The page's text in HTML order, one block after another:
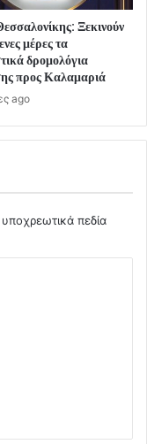
Ξεκινούν
μέρες τα
δρομολόγια
προς Καλαμαριά
ago
πεδία